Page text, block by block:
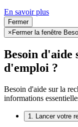
En savoir plus
Fermer
× Fermer la fenêtre
Besoin d'aide
d'emploi ?
Besoin d'aide sur la
informations
1. Lancer votre